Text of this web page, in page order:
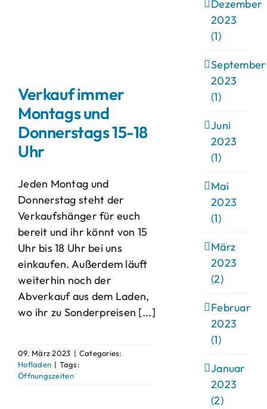
Verkauf immer
Montags und
Donnerstags 15-18
Uhr
Jeden Montag und
Donnerstag steht der
Verkaufshänger für euch
bereit und ihr könnt von 15
Uhr bis 18 Uhr bei uns
einkaufen. Außerdem läuft
weiterhin noch der
Abverkauf aus dem Laden,
wo ihr zu Sonderpreisen [...]
09. März 2023 | Categories:
Hofladen | Tags:
Öffnungszeiten
Dezember
2023
(1)
September
2023
(1)
Juni
2023
(1)
Mai
2023
(1)
März
2023
(2)
Februar
2023
(1)
Januar
2023
(2)